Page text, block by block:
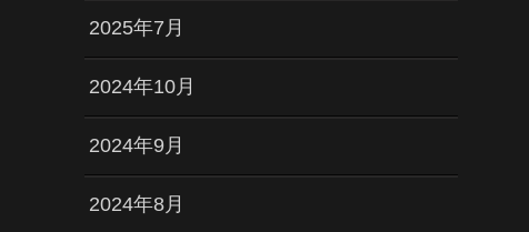
2025年7月
2024年10月
2024年9月
2024年8月